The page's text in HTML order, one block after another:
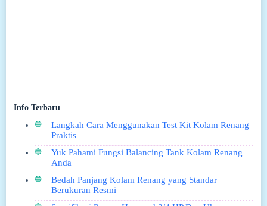
Info Terbaru
Langkah Cara Menggunakan Test Kit Kolam Renang
Praktis
Yuk Pahami Fungsi Balancing Tank Kolam Renang
Anda
Bedah Panjang Kolam Renang yang Standar
Berukuran Resmi